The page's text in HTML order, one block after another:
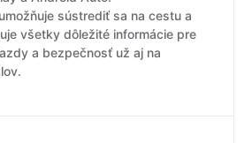
sústrediť sa na cestu a
všetky dôležité informácie pre
a bezpečnosť už aj na